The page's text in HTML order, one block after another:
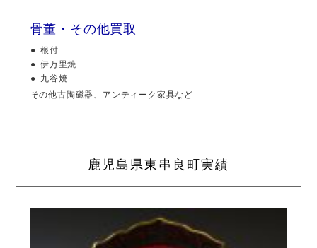
骨董・その他買取
根付
伊万里焼
九谷焼
その他古陶磁器、アンティーク家具など
鹿児島県東串良町実績